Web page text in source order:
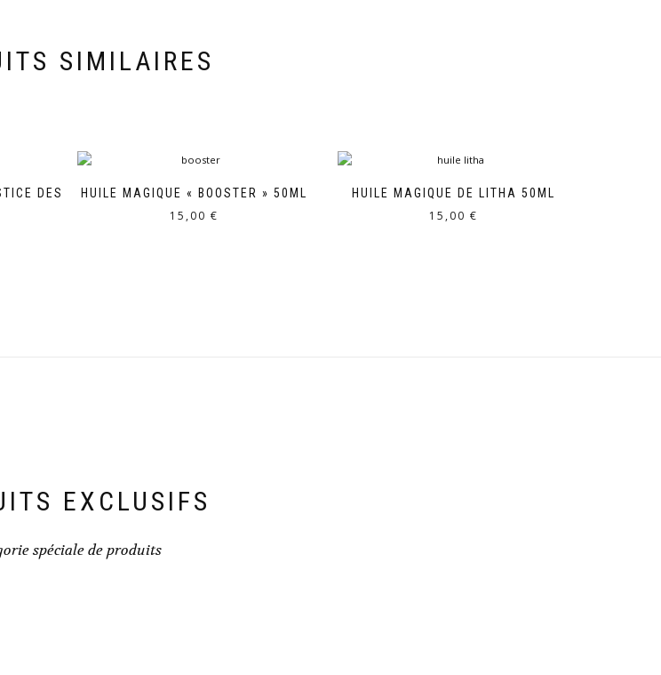
SIMILAIRES
DES
HUILE MAGIQUE « BOOSTER » 50ML
15,00 €
HUILE MAGIQUE DE LITHA 50ML
15,00€
EXCLUSIFS
spéciale de produits